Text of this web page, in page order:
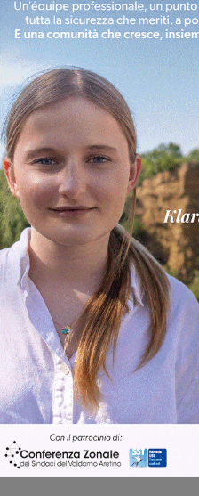
Estra Notizie agosto:
studenti coinvolti,
debutta il podcast
Più lette
Figline Incisa Valdarno 1
Piscina di Figline
Pnrr, il gruppo di
ringraziamento al
Cronaca 3 Agosto 2026
Scomparso da una
Fiorentino l’uomo che
Levane nel 2020
Cronaca 4 Agosto 2026
Un anno fa la strage
Gianni, Giulia e
processo, lo stop ai